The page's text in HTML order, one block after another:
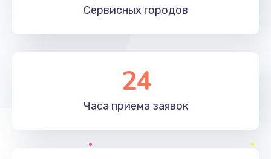
Сервисных городов
24
Часа приема заявок